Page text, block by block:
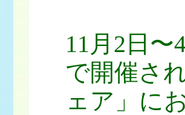
11月2日
で開催さ
ェア」に